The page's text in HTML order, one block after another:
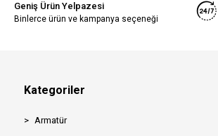
Geniş Ürün Yelpazesi
Binlerce ürün ve kampanya seçeneği
Kategoriler
Armatür